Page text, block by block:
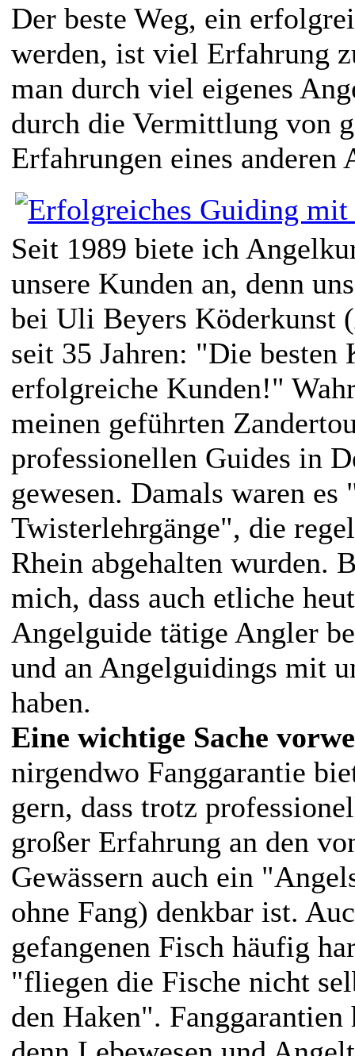
Der beste Weg, ein
werden, ist viel Erfahrung
man durch viel eigenes
durch die Vermittlung von
Erfahrungen eines anderen
Seit 1989 biete ich
unsere Kunden an, denn
bei Uli Beyers Köderkunst
seit 35 Jahren: "Die besten
erfolgreiche Kunden!"
meinen geführten
professionellen Guides in
gewesen. Damals waren es
Twisterlehrgänge", die
Rhein abgehalten wurden.
mich, dass auch etliche
Angelguide tätige Angler
und an Angelguidings mit
haben.
Eine wichtige Sache
nirgendwo Fanggarantie
gern, dass trotz
großer Erfahrung an den
Gewässern auch ein
ohne Fang) denkbar ist.
gefangenen Fisch häufig
"fliegen die Fische nicht
den Haken".